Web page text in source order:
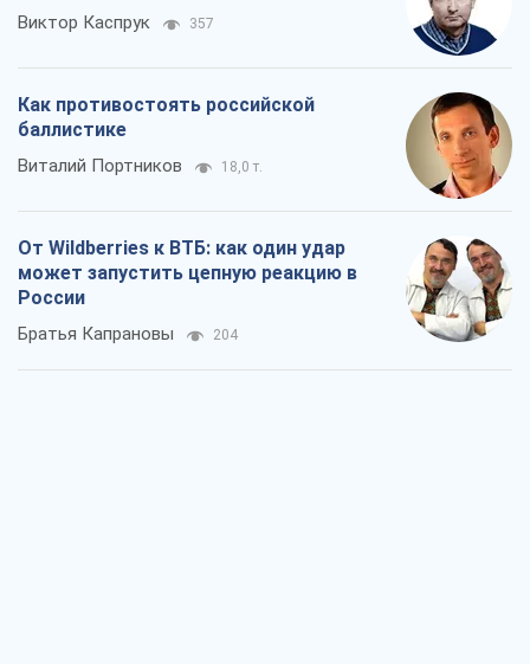
Виктор Каспрук 357
Как противостоять российской
баллистике
Виталий Портников 18,0 т.
От Wildberries к ВТБ: как один удар
может запустить цепную реакцию в
России
Братья Капрановы 204